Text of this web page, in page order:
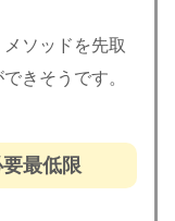
ソッドを先取
きそうです。
最低限